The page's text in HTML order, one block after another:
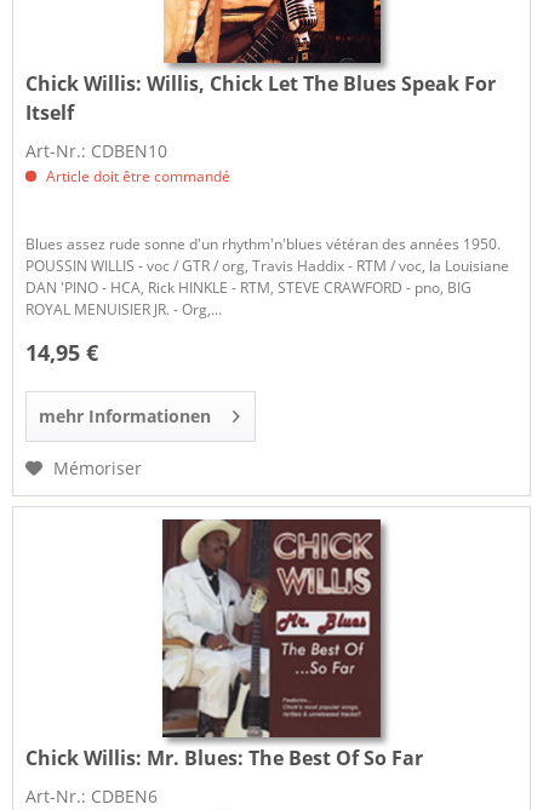
Chick Willis: Willis, Chick Let The Blues Speak For
Itself
Art-Nr.: CDBEN10
Article doit être commandé
Blues assez rude sonne d'un rhythm'n'blues vétéran des années 1950.
POUSSIN WILLIS - voc / GTR / org, Travis Haddix - RTM / voc, la Louisiane
DAN 'PINO - HCA, Rick HINKLE - RTM, STEVE CRAWFORD - pno, BIG
ROYAL MENUISIER JR. - Org,...
14,95 €
mehr Informationen
Mémoriser
Chick Willis: Mr. Blues: The Best Of So Far
Art-Nr.: CDBEN6